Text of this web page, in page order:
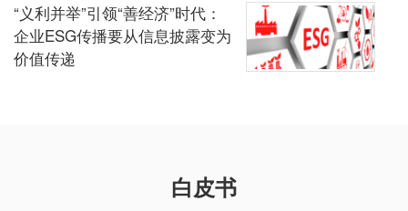
“义利并举”引领“善经济”时代：
企业ESG传播要从信息披露变为
价值传递
白皮书